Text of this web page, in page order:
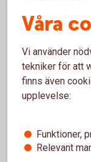
tips runt
Aktiellt
Frågor ochsvar
Våra
Vi använder
tekniker för att
finns även
upplevelse:
Funktioner,
Relevant